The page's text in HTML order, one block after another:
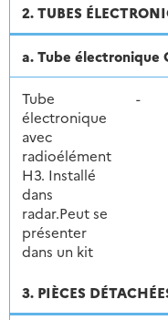
2. TUBES
a. Tube électronique
Tube
électronique
avec
radioélément
H3. Installé
dans
radar.Peut se
présenter
dans un kit
-
3. PIÈCES